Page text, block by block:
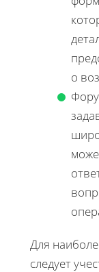
о
Для
следует